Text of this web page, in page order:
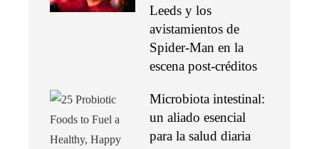
Leeds y los
avistamientos de
Spider-Man en la
escena post-créditos
Microbiota intestinal:
un aliado esencial
para la salud diaria